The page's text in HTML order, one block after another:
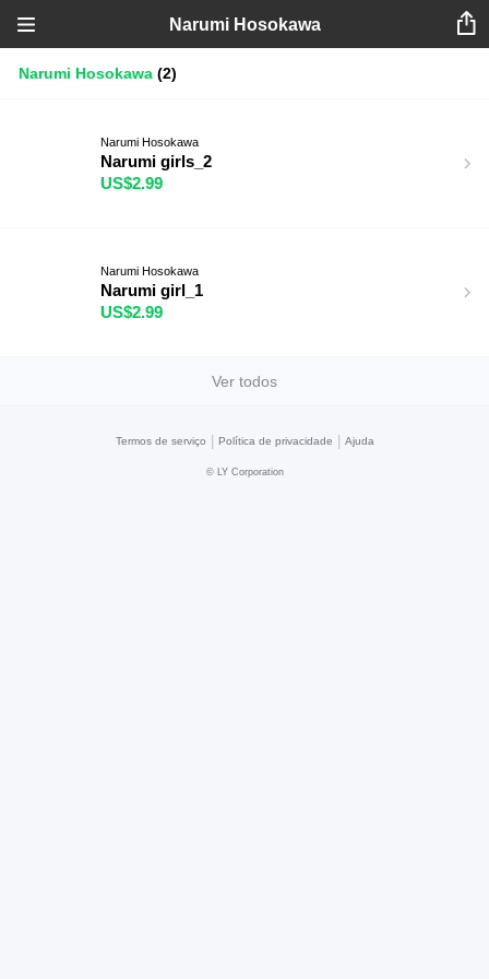
Narumi Hosokawa
Narumi Hosokawa (2)
Narumi Hosokawa
Narumi girls_2
US$2.99
Narumi Hosokawa
Narumi girl_1
US$2.99
Ver todos
Termos de serviço Política de privacidade Ajuda
© LY Corporation